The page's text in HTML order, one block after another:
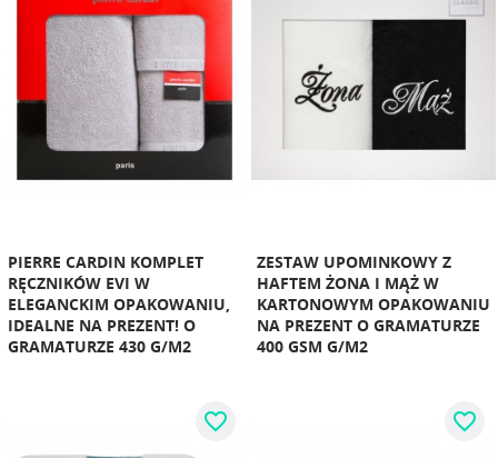
PIERRE CARDIN KOMPLET
RĘCZNIKÓW EVI W
ELEGANCKIM OPAKOWANIU,
IDEALNE NA PREZENT! O
GRAMATURZE 430 G/M2
ZESTAW UPOMINKOWY Z
HAFTEM ŻONA I MĄŻ W
KARTONOWYM OPAKOWANIU
NA PREZENT O GRAMATURZE
400 GSM G/M2
favorite_border favorite_border